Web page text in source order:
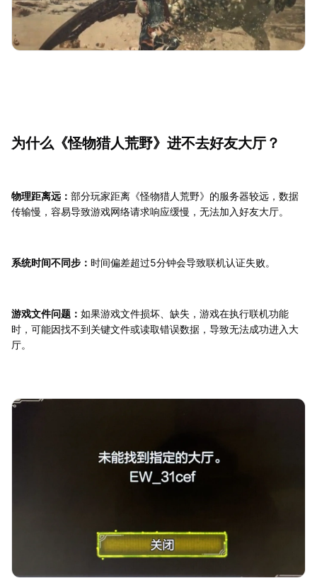
为什么《怪物猎人荒野》进不去好友大厅？
物理距离远： 部分玩家距离《怪物猎人荒野》的服务器较远，数据
传输慢，容易导致游戏网络请求响应缓慢，无法加入好友大厅。
系统时间不同步： 时间偏差超过5分钟会导致联机认证失败。
游戏文件问题： 如果游戏文件损坏、缺失，游戏在执行联机功能
时，可能因找不到关键文件或读取错误数据，导致无法成功进入大
厅。